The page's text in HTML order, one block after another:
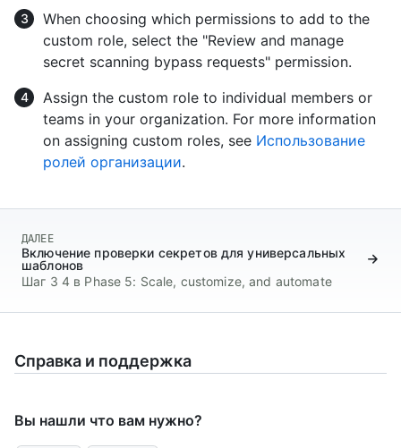
When choosing which permissions to add to the
custom role, select the "Review and manage
secret scanning bypass requests" permission.
Assign the custom role to individual members or
teams in your organization. For more information
on assigning custom roles, see Использование
ролей организации.
ДАЛЕЕ
Включение проверки секретов для универсальных
шаблонов
Шаг 3 4 в Phase 5: Scale, customize, and automate
Справка и поддержка
Вы нашли что вам нужно?